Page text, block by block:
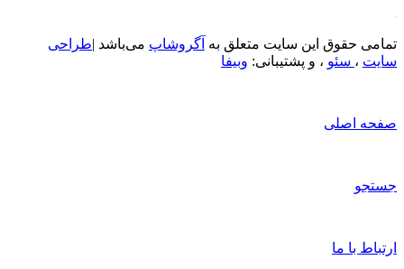
تمامی حقوق این سایت متعلق به آگروشاپ می‌باشد |طراحی
سایت ، سئو ، و پشتیبانی: وبیفا
صفحه اصلی
جستجو
ارتباط با ما